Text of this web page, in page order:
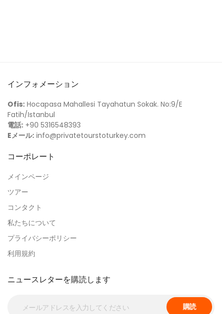
インフォメーション
Ofis: Hocapasa Mahallesi Tayahatun Sokak. No:9/E
Fatih/Istanbul
電話: +90 5316548393
Eメール: info@privatetourstoturkey.com
コーポレート
メインページ
ツアー
コンタクト
私たちについて
プライバシーポリシー
利用規約
ニュースレターを購読します
購読